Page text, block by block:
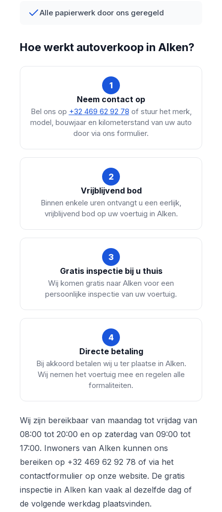
Alle papierwerk door ons geregeld
Hoe werkt autoverkoop in Alken?
1
Neem contact op
Bel ons op +32 469 62 92 78 of stuur het merk,
model, bouwjaar en kilometerstand van uw auto
door via ons formulier.
2
Vrijblijvend bod
Binnen enkele uren ontvangt u een eerlijk,
vrijblijvend bod op uw voertuig in Alken.
3
Gratis inspectie bij u thuis
Wij komen gratis naar Alken voor een
persoonlijke inspectie van uw voertuig.
4
Directe betaling
Bij akkoord betalen wij u ter plaatse in Alken.
Wij nemen het voertuig mee en regelen alle
formaliteiten.
Wij zijn bereikbaar van maandag tot vrijdag van
08:00 tot 20:00 en op zaterdag van 09:00 tot
17:00. Inwoners van Alken kunnen ons
bereiken op +32 469 62 92 78 of via het
contactformulier op onze website. De gratis
inspectie in Alken kan vaak al dezelfde dag of
de volgende werkdag plaatsvinden.